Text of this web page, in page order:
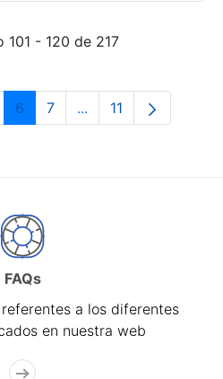
- 120 de 217
intermedias Use TAB para
Página
6 Página
7 ...Páginas intermedias
Página
11
FAQs
a los diferentes
en nuestra web